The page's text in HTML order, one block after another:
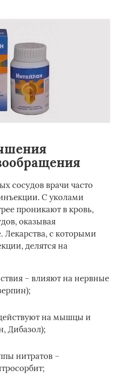
сосудов врачи часто
С уколами
проникают в кровь,
оказывая
Лекарства, с которыми
делятся на
– влияют на нервные
на мышцы и
Дибазол);
нитратов –